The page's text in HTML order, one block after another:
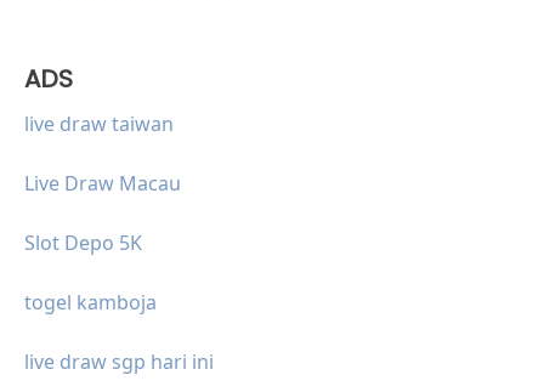
ADS
live draw taiwan
Live Draw Macau
Slot Depo 5K
togel kamboja
live draw sgp hari ini